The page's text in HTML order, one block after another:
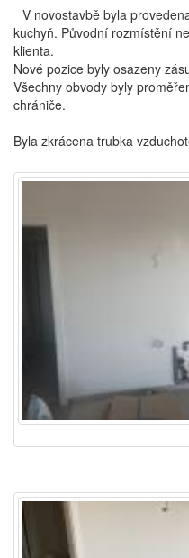
V novostavbě byla
kuchyň. Původní rozmístění
klienta.
Nové pozice byly osazeny
Všechny obvody byly
chrániče.
Byla zkrácena trubka